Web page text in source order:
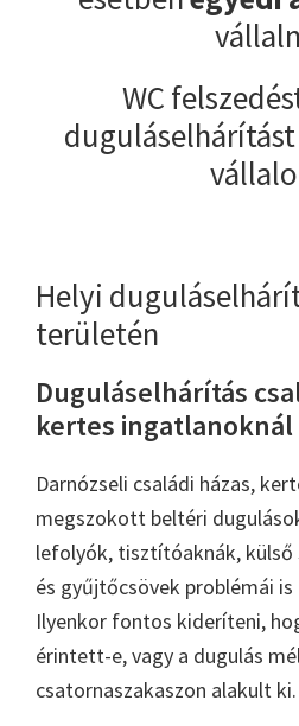
WC
duguláselhárítást
Helyi
területén
Duguláselhárítás
kertes ingatlanoknál
Darnózseli családi házas,
megszokott beltéri
lefolyók, tisztítóaknák, külső
és gyűjtőcsövek problémái
Ilyenkor fontos kideríteni,
érintett-e, vagy a dugulás
csatornaszakaszon alakult ki.